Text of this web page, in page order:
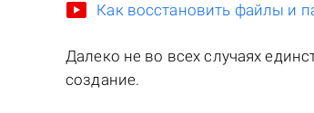
Как восстановить файлы и
Далеко не во всех случаях
создание.